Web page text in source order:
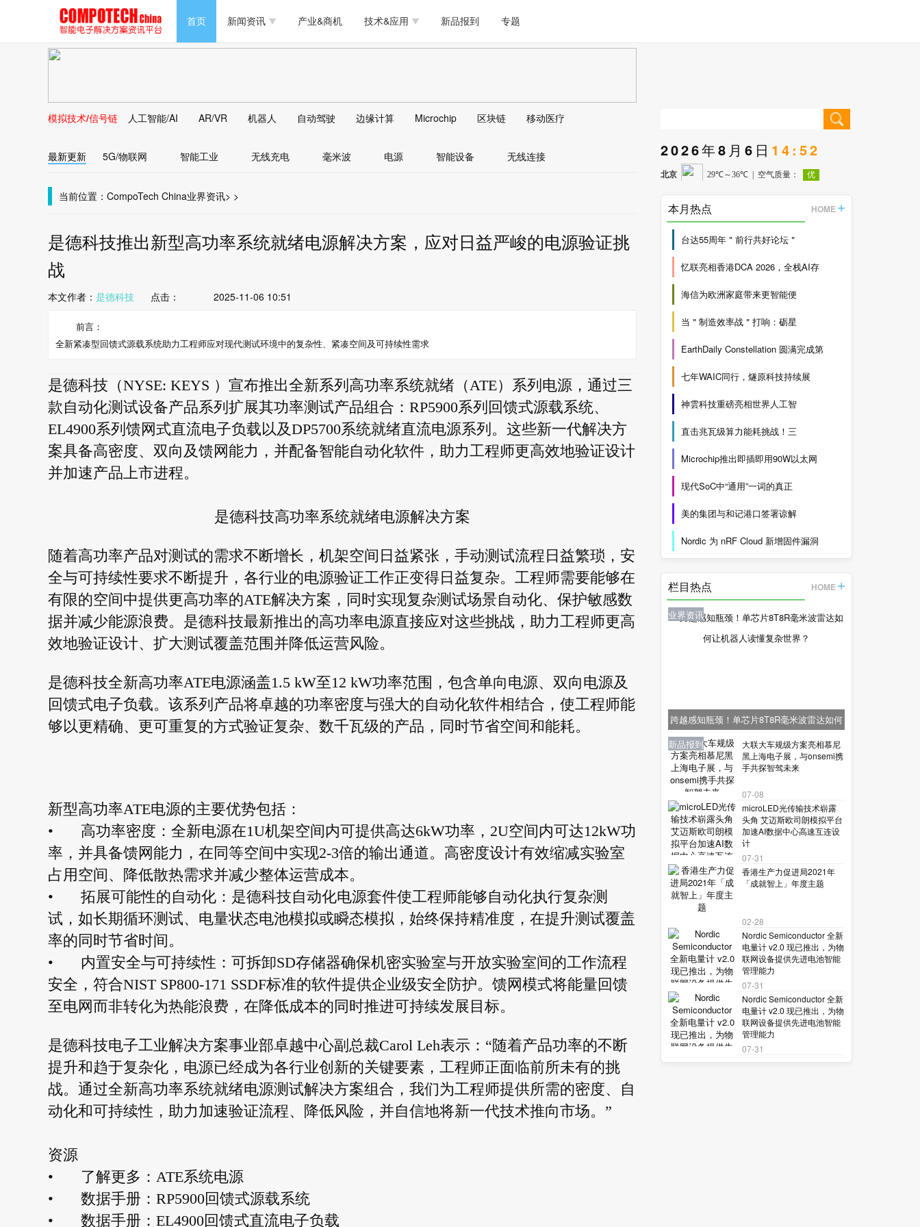
首页 新闻资讯
新能源 人工智能 安防监控
马达电机技术 物联网 模拟技术/信号链
大数据/云
产业&商机 技术&应用
安全 可穿戴
AI/人工智能
新品报到 专题
PC/周边 软件/工具 医疗电子
马达电机技术 物联网 模拟技术/信号链
大数据/云 边缘计算
存储 无线连接 LED
DLP AI/人工智能 传感器技术
AR/VR/图像/3D 电源技术/信号链 接口
模拟技术/信号链 人工智能/AI AR/VR 机器人 自动驾驶 边缘计算 Microchip 区块链 移动医疗
最新更新 5G/物联网 智能工业 无线充电 毫米波 电源 智能设备 无线连接
当前位置： CompoTech China >
业界资讯 >
是德科技推出新型高功率系统就绪电源解决方案，应对日益严峻的电源验证挑
战
本文作者： 是德科技点击： 2025-11-06 10:51
前言：
全新紧凑型回馈式源载系统助力工程师应对现代测试环境中的复杂性、紧凑空间及可持续性需求
是德科技（NYSE: KEYS ）宣布推出全新系列高功率系统就绪（ATE）系列电源，通过三
款自动化测试设备产品系列扩展其功率测试产品组合：RP5900系列回馈式源载系统、
EL4900系列馈网式直流电子负载以及DP5700系统就绪直流电源系列。这些新一代解决方
案具备高密度、双向及馈网能力，并配备智能自动化软件，助力工程师更高效地验证设计
并加速产品上市进程。
是德科技高功率系统就绪电源解决方案
随着高功率产品对测试的需求不断增长，机架空间日益紧张，手动测试流程日益繁琐，安
全与可持续性要求不断提升，各行业的电源验证工作正变得日益复杂。工程师需要能够在
有限的空间中提供更高功率的ATE解决方案，同时实现复杂测试场景自动化、保护敏感数
据并减少能源浪费。是德科技最新推出的高功率电源直接应对这些挑战，助力工程师更高
效地验证设计、扩大测试覆盖范围并降低运营风险。
是德科技全新高功率ATE电源涵盖1.5 kW至12 kW功率范围，包含单向电源、双向电源及
回馈式电子负载。该系列产品将卓越的功率密度与强大的自动化软件相结合，使工程师能
够以更精确、更可重复的方式验证复杂、数千瓦级的产品，同时节省空间和能耗。
新型高功率ATE电源的主要优势包括：
•
高功率密度：全新电源在1U机架空间内可提供高达6kW功率，2U空间内可达12kW功
率，并具备馈网能力，在同等空间中实现2-3倍的输出通道。高密度设计有效缩减实验室
占用空间、降低散热需求并减少整体运营成本。
•
拓展可能性的自动化：是德科技自动化电源套件使工程师能够自动化执行复杂测
试，如长期循环测试、电量状态电池模拟或瞬态模拟，始终保持精准度，在提升测试覆盖
率的同时节省时间。
•
内置安全与可持续性：可拆卸SD存储器确保机密实验室与开放实验室间的工作流程
安全，符合NIST SP800-171 SSDF标准的软件提供企业级安全防护。馈网模式将能量回馈
至电网而非转化为热能浪费，在降低成本的同时推进可持续发展目标。
是德科技电子工业解决方案事业部卓越中心副总裁Carol Leh表示：“随着产品功率的不断
提升和趋于复杂化，电源已经成为各行业创新的关键要素，工程师正面临前所未有的挑
战。通过全新高功率系统就绪电源测试解决方案组合，我们为工程师提供所需的密度、自
动化和可持续性，助力加速验证流程、降低风险，并自信地将新一代技术推向市场。”
资源
•
了解更多：ATE系统电源
•
数据手册：RP5900回馈式源载系统
•
数据手册：EL4900回馈式直流电子负载
2026年8月6日 14:52
本月热点 HOME
台达55周年＂前行共好论坛＂
忆联亮相香港DCA 2026，全栈AI存
海信为欧洲家庭带来更智能便
当＂制造效率战＂打响：砺星
EarthDaily Constellation 圆满完成第
七年WAIC同行，燧原科技持续展
神雲科技重磅亮相世界人工智
直击兆瓦级算力能耗挑战！三
Microchip推出即插即用90W以太网
现代SoC中“通用”一词的真正
美的集团与和记港口签署谅解
Nordic 为 nRF Cloud 新增固件漏洞
栏目热点 HOME
业界资讯
跨越感知瓶颈！单芯片8T8R毫米波雷达如何
让机器人读懂复杂世界？
业界资讯
大联大车规级方案亮相慕尼
黑上海电子展，与onsemi携
手共探智驾未来
07-08
业界资讯
microLED光传输技术崭露
头角 艾迈斯欧司朗模拟平台
加速AI数据中心高速互连设
计
07-31
业界资讯
香港生产力促进局2021年
「成就智上」年度主题
02-28
新品报到
Nordic Semiconductor 全新
电量计 v2.0 现已推出，为物
联网设备提供先进电池智能
管理能力
07-31
新品报到
Nordic Semiconductor 全新
电量计 v2.0 现已推出，为物
联网设备提供先进电池智能
管理能力
07-31